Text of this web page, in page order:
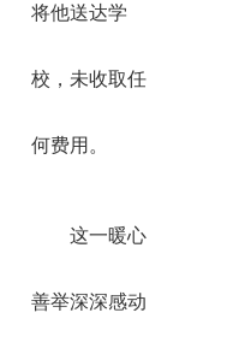
将他送达学
校，未收取任
何费用。
这一暖心
善举深深感动